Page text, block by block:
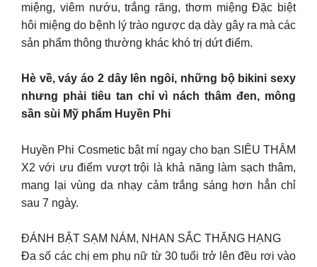
miệng, viêm nướu, trắng răng, thơm miệng Đặc biệt
hôi miệng do bệnh lý trào ngược dạ dày gây ra mà các
sản phẩm thông thường khác khó trị dứt điểm.
Hè về, váy áo 2 dây lên ngôi, những bộ bikini sexy
nhưng phải tiêu tan chỉ vì nách thâm đen, mông
sần sùi Mỹ phẩm Huyền Phi
Huyền Phi Cosmetic bật mí ngay cho bạn SIÊU THÂM
X2 với ưu điểm vượt trội là khả năng làm sạch thâm,
mang lại vùng da nhạy cảm trắng sáng hơn hẳn chỉ
sau 7 ngày.
ĐÁNH BẬT SẠM NÁM, NHAN SẮC THĂNG HẠNG
Đa số các chị em phụ nữ từ 30 tuổi trở lên đều rơi vào